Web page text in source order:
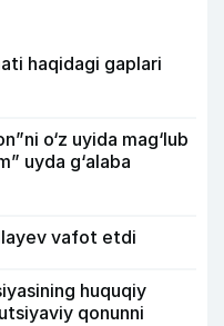
haqidagi gaplari
o‘z uyida mag‘lub
uyda g‘alaba
vafot etdi
huquqiy
qonunni